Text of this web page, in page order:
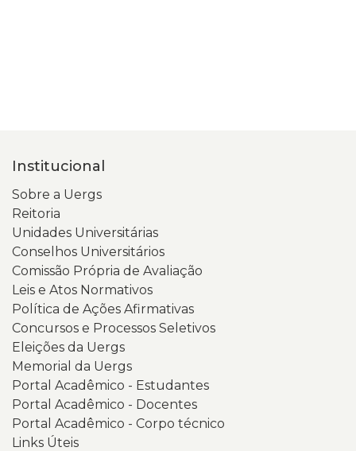
Institucional
Sobre a Uergs
Reitoria
Unidades Universitárias
Conselhos Universitários
Comissão Própria de Avaliação
Leis e Atos Normativos
Política de Ações Afirmativas
Concursos e Processos Seletivos
Eleições da Uergs
Memorial da Uergs
Portal Acadêmico - Estudantes
Portal Acadêmico - Docentes
Portal Acadêmico - Corpo técnico
Links Úteis